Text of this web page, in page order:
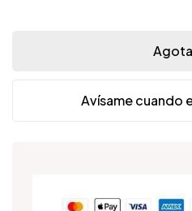
Avísame cuando